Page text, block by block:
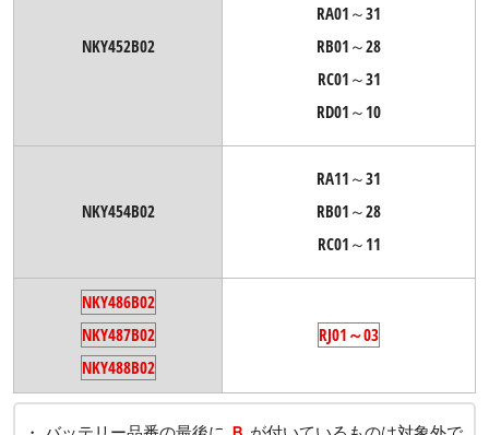
NKY452B02
RA01～31
RB01～28
RC01～31
RD01～10
NKY454B02
RA11～31
RB01～28
RC01～11
NKY486B02
NKY487B02
NKY488B02
RJ01～03